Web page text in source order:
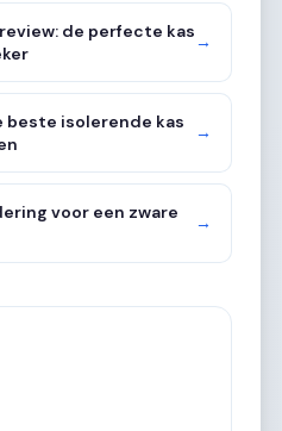
de perfecte kas
→
beste isolerende kas
→
voor een zware
→